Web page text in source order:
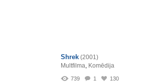
Shrek (2001)
Multfilma, Komēdija
739 1 130